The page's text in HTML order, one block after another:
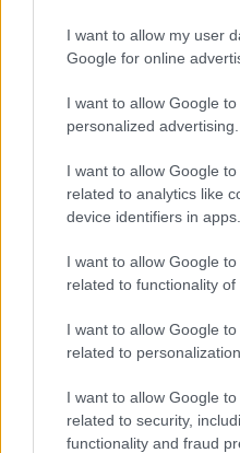
I want to allow my user
Google for online
I want to allow Google
personalized advertising.
I want to allow Google
related to analytics like
device identifiers in apps.
I want to allow Google
related to functionality of
I want to allow Google
related to personalization.
I want to allow Google
related to security,
functionality and fraud
da Brescia. Possiamo
solita operazione
l’attenzione dai disastri
degli ultimi mesi.
Franco Lodige, 13
Nicolaporro.it è anche su
sufficiente
cliccare qui
essere sempre aggiornati
#FRANCIA #ITALIA